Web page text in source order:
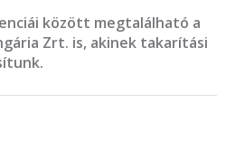
között megtalálható a
Zrt. is, akinek takarítási